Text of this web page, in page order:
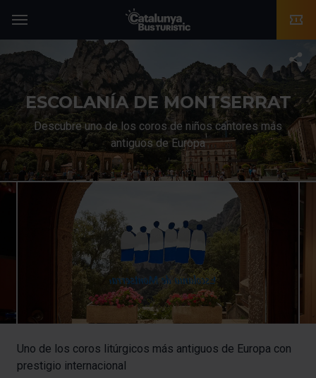
TMB-OCI
ESCOLANÍA DE MONTSERRAT
Descubre uno de los coros de niños cantores más
antiguos de Europa
Uno de los coros litúrgicos más antiguos de Europa con
prestigio internacional